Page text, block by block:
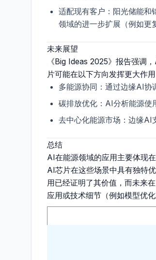
适配现有客户 ：阳光储能
领域的进一步扩展（例如更
未来展望
《Big Ideas 2025》报告强调
片可能在以下方向发挥更大作用
多能源协同 ：通过边缘AI协
碳排放优化 ：AI分析能源使
去中心化能源市场 ：边缘AI
总结
AI在能源领域的应用主要体现
AI芯片在这些场景中具有独特
用已经证明了其价值，而未来
应用或技术细节（例如模型优